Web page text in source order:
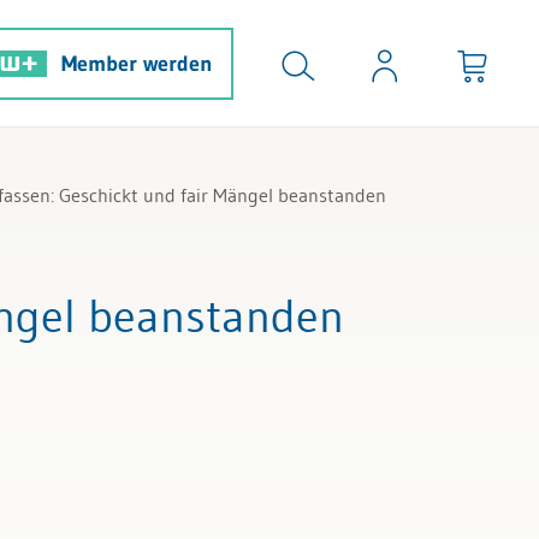
Member werden
Geschickt und fair Mängel beanstanden
beanstanden